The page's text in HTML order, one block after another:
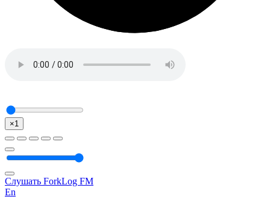
×1
Слушать ForkLog FM
En